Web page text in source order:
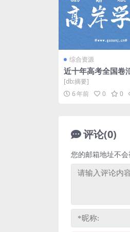
综合资源
近十年高考全国卷
（含详细解析843M
度网盘
[db:摘要]
6 年前
0 0
评论(0)
您的邮箱地址不会